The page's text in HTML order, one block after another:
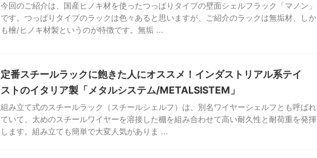
今回のご紹介は、国産ヒノキ材を使ったつっぱりタイプの壁面シェルフラック「マノン」
です。つっぱりタイプのラックは色々あると思いますが、ご紹介のラックは無垢材、しか
も檜/ヒノキ材製というのが特徴です。無垢 ...
定番スチールラックに飽きた人にオススメ！インダストリアル系テイ
ストのイタリア製「メタルシステム/METALSISTEM」
組み立て式のスチールラック（スチールシェルフ）は、別名ワイヤーシェルフとも呼ばれ
ていて、太めのスチールワイヤーを溶接した棚を組み合わせて高い耐久性と耐荷重を発揮
します。組み立ても簡単で大変人気がありま ...